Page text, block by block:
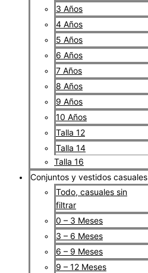
3 Años
4 Años
5 Años
6 Años
7 Años
8 Años
9 Años
10 Años
Talla 12
Talla 14
Talla 16
Conjuntos y vestidos casuales
Todo, casuales sin
filtrar
0 – 3 Meses
3 – 6 Meses
6 – 9 Meses
9 – 12 Meses